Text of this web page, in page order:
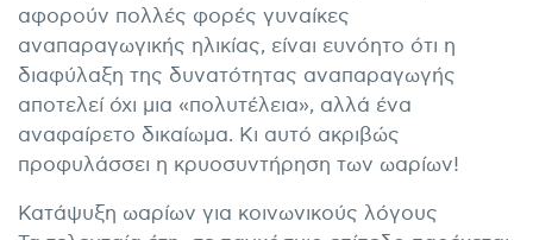
αφορούν πολλές φορές γυναίκες
αναπαραγωγικής ηλικίας, είναι ευνόητο ότι η
διαφύλαξη της δυνατότητας αναπαραγωγής
αποτελεί όχι μια «πολυτέλεια», αλλά ένα
αναφαίρετο δικαίωμα. Κι αυτό ακριβώς
προφυλάσσει η κρυοσυντήρηση των ωαρίων!
Κατάψυξη ωαρίων για κοινωνικούς λόγους